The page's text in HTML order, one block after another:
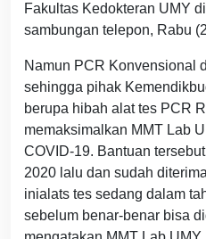
Fakultas Kedokteran UMY
sambungan telepon, Rabu
Namun PCR Konvensional
sehingga pihak
berupa hibah alat tes PCR
memaksimalkan MMT Lab
COVID-19. Bantuan
2020 lalu dan sudah
inialats tes sedang dalam
sebelum benar-benar bisa